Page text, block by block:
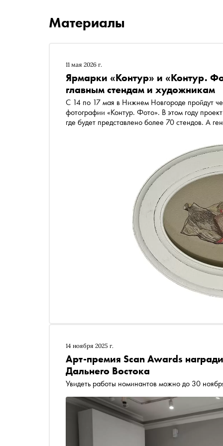
Материалы
11 мая 2026 г.
Ярмарки «Контур» и «Контур.
главным стендам и художникам
С 14 по 17 мая в Нижнем Новгороде пройдут
фотографии «Контур. Фото». В этом году
где будет представлено более 70 стендов. А
«Сноб» рассказывает про работы и авторов,
14 ноября 2025 г.
Арт-премия Scan Awards
Дальнего Востока
Увидеть работы номинантов можно до 30